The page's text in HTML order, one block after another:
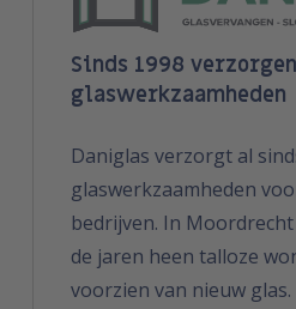
Sinds 1998
glaswerkzaamheden
Daniglas verzorgt al
glaswerkzaamheden
bedrijven. In
de jaren heen talloze
voorzien van nieuw